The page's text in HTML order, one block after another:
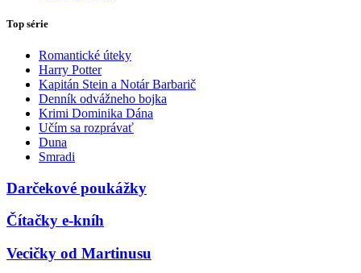
Top série
Romantické úteky
Harry Potter
Kapitán Stein a Notár Barbarič
Denník odvážneho bojka
Krimi Dominika Dána
Učím sa rozprávať
Duna
Smradi
Darčekové poukážky
Čítačky e-kníh
Vecičky od Martinusu